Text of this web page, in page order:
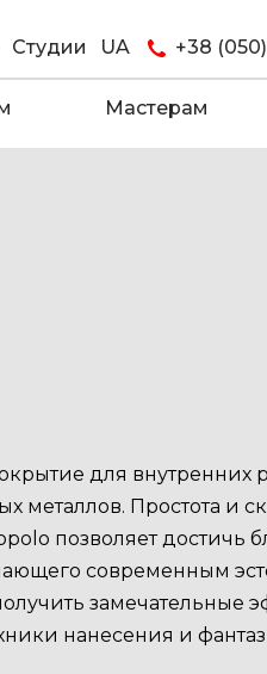
Студии UA +38
Мастерам
для внутренних
металлов. Простота и
позволяет достичь
современным
замечательные
нанесения и